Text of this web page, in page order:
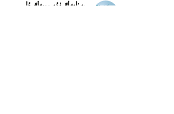
ريزابەك نۇسىپبەك ۇلى